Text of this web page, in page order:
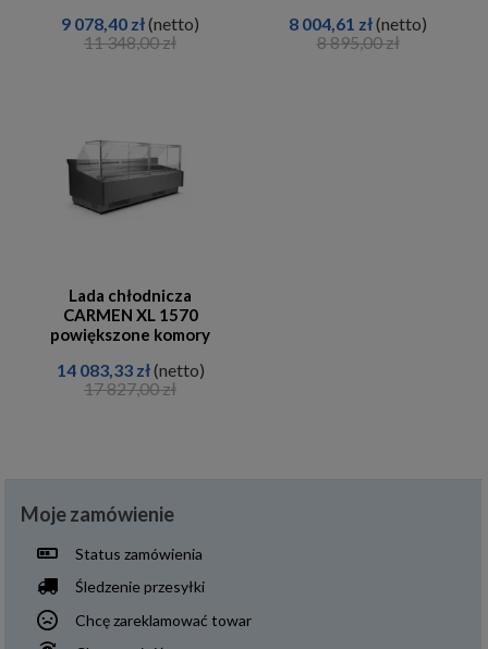
9 078,40 zł(netto)
11 348,00 zł
8 004,61 zł(netto)
8 895,00 zł
Lada chłodnicza
CARMEN XL 1570
powiększone komory
14 083,33 zł(netto)
17 827,00 zł
Moje zamówienie
Status zamówienia
Śledzenie przesyłki
Chcę zareklamować towar